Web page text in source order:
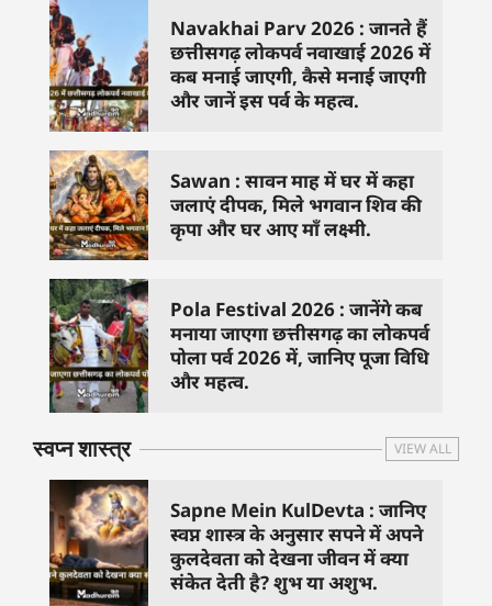
Navakhai Parv 2026 : जानते हैं
छत्तीसगढ़ लोकपर्व नवाखाई 2026 में
कब मनाई जाएगी, कैसे मनाई जाएगी
और जानें इस पर्व के महत्व.
Sawan : सावन माह में घर में कहा
जलाएं दीपक, मिले भगवान शिव की
कृपा और घर आए माँ लक्ष्मी.
Pola Festival 2026 : जानेंगे कब
मनाया जाएगा छत्तीसगढ़ का लोकपर्व
पोला पर्व 2026 में, जानिए पूजा विधि
और महत्व.
स्वप्न शास्त्र VIEW ALL
Sapne Mein KulDevta : जानिए
स्वप्न शास्त्र के अनुसार सपने में अपने
कुलदेवता को देखना जीवन में क्या
संकेत देती है? शुभ या अशुभ.